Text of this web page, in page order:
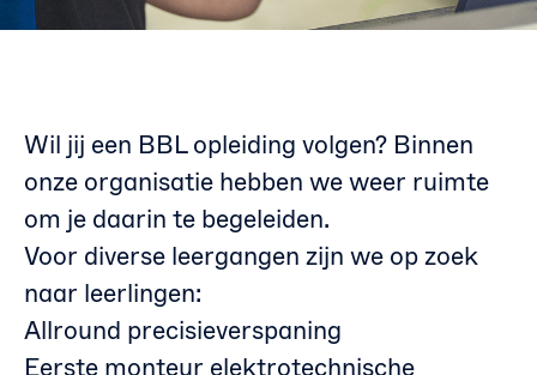
Wil jij een BBL opleiding volgen? Binnen
onze organisatie hebben we weer ruimte
om je daarin te begeleiden.
Voor diverse leergangen zijn we op zoek
naar leerlingen:
Allround precisieverspaning
Eerste monteur elektrotechnische